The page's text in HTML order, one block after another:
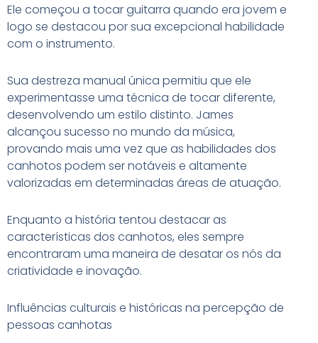
Ele começou a tocar guitarra quando era jovem e
logo se destacou por sua excepcional habilidade
com o instrumento.
Sua destreza manual única permitiu que ele
experimentasse uma técnica de tocar diferente,
desenvolvendo um estilo distinto. James
alcançou sucesso no mundo da música,
provando mais uma vez que as habilidades dos
canhotos podem ser notáveis e altamente
valorizadas em determinadas áreas de atuação.
Enquanto a história tentou destacar as
características dos canhotos, eles sempre
encontraram uma maneira de desatar os nós da
criatividade e inovação.
Influências culturais e históricas na percepção de
pessoas canhotas